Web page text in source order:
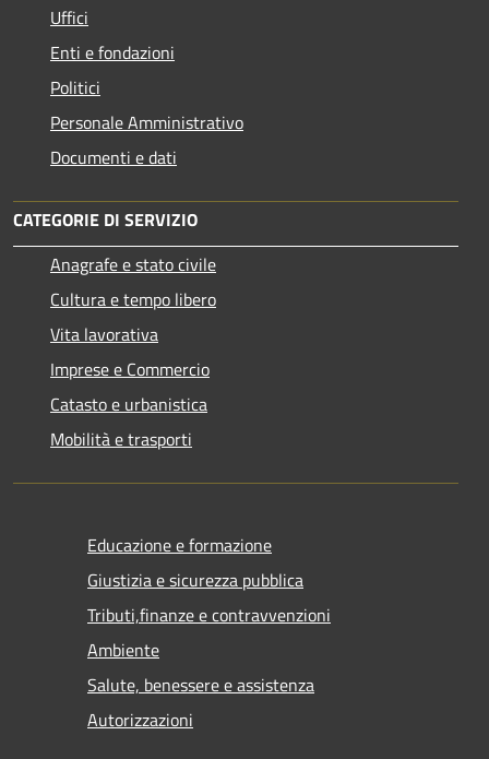
Uffici
Enti e fondazioni
Politici
Personale Amministrativo
Documenti e dati
CATEGORIE DI SERVIZIO
Anagrafe e stato civile
Cultura e tempo libero
Vita lavorativa
Imprese e Commercio
Catasto e urbanistica
Mobilità e trasporti
Educazione e formazione
Giustizia e sicurezza pubblica
Tributi,finanze e contravvenzioni
Ambiente
Salute, benessere e assistenza
Autorizzazioni